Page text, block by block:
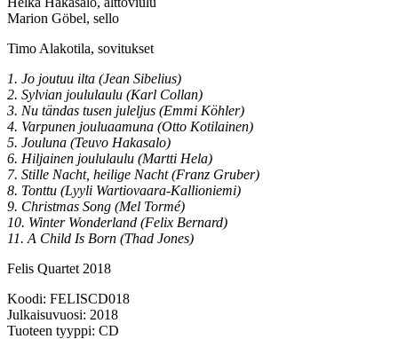
Marion Göbel, sello
Timo Alakotila, sovitukset
1. Jo joutuu ilta (Jean Sibelius)
2. Sylvian joululaulu (Karl Collan)
3. Nu tändas tusen juleljus (Emmi Köhler)
4. Varpunen jouluaamuna (Otto Kotilainen)
5. Jouluna (Teuvo Hakasalo)
6. Hiljainen joululaulu (Martti Hela)
7. Stille Nacht, heilige Nacht (Franz Gruber)
8. Tonttu (Lyyli Wartiovaara-Kallioniemi)
9. Christmas Song (Mel Tormé)
10. Winter Wonderland (Felix Bernard)
11. A Child Is Born (Thad Jones)
Felis Quartet 2018
Koodi: FELISCD018
Julkaisuvuosi: 2018
Tuoteen tyyppi: CD